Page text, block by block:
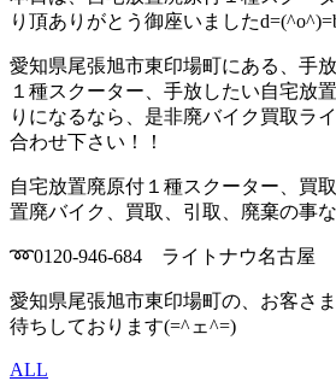
り頂ありがとう御座いました
愛知県尾張旭市東印場町にある、手
１種スクーター、手放したい自宅放
りになるなら、是非廃バイク買取ラ
合わせ下さい！！
自宅放置廃原付１種スクーター、買
置廃バイク、買取、引取、廃棄の事
➿0120-946-684 ライトナウ名古屋
愛知県尾張旭市東印場町の、お客さ
待ちしております(=^ェ^=)
ALL